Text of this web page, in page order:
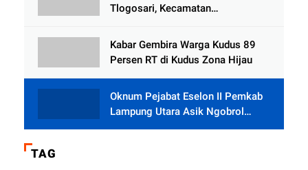
Tlogosari, Kecamatan
Rumah dari BAZNAS
Kabar Gembira Warga Kudus 89
Persen RT di Kudus Zona Hijau
Oknum Pejabat Eselon II Pemkab
Lampung Utara Asik Ngobrol
Dengan Teman Kencan Wanitanya
TAG